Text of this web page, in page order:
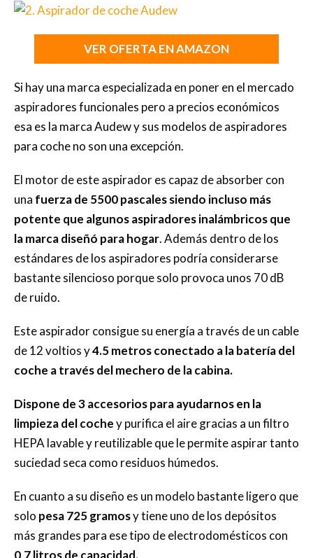
VER OFERTA EN AMAZON
Si hay una marca especializada en poner en el mercado
aspiradores funcionales pero a precios económicos
esa es la marca Audew y sus modelos de aspiradores
para coche no son una excepción.
El motor de este aspirador es capaz de absorber con
una fuerza de 5500 pascales siendo incluso más
potente que algunos aspiradores inalámbricosque
la marca diseñó para hogar. Además dentro de los
estándares de los aspiradores podría considerarse
bastante silencioso porque solo provoca unos 70 dB
de ruido.
Este aspirador consigue su energía a través de un cable
de 12 voltios y4.5 metros conectado a la batería del
coche a través del mechero de la cabina.
Dispone de 3 accesorios para ayudarnos en la
limpieza del cochey purifica el aire gracias a un filtro
HEPA lavable y reutilizable que le permite aspirar tanto
suciedad seca como residuos húmedos.
En cuanto a su diseño es un modelo bastante ligero que
solo pesa 725 gramosy tiene uno de los depósitos
más grandes para ese tipo de electrodomésticos con
0,7 litros de capacidad.